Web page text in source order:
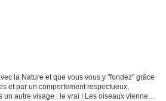
la Nature et que vous vous y "fondez" grâce
et par un comportement respectueux,
autre visage : le vrai ! Les oiseaux viennent